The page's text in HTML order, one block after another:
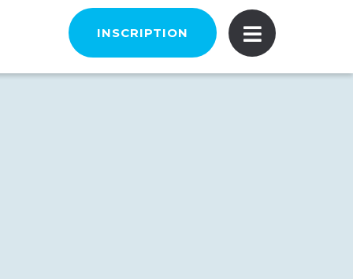
INSCRIPTION